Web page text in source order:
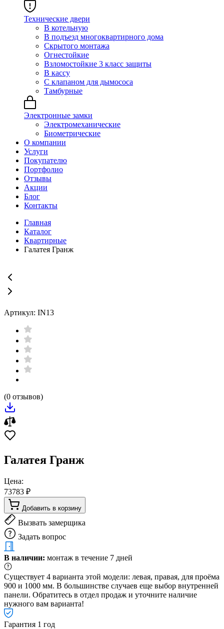
Технические двери
В котельную
В подъезд многоквартирного дома
Скрытого монтажа
Огнестойкие
Взломостойкие 3 класс защиты
В кассу
С клапаном для дымососа
Тамбурные
Электронные замки
Электромеханические
Биометрические
О компании
Услуги
Покупателю
Портфолио
Отзывы
Акции
Блог
Контакты
Главная
Каталог
Квартирные
Галатея Гранж
Артикул: IN13
(0 отзывов)
Галатея Гранж
Цена:
73783 ₽
Добавить в корзину
Вызвать замерщика
Задать вопрос
В наличии: монтаж в течение 7 дней
Существует 4 варианта этой модели: левая, правая, для проёма
900 и 1000 мм. В большинстве случаев еще выбор внутренней
панели. Обратитесь в отдел продаж и уточните наличие
нужного вам варианта!
Гарантия 1 год